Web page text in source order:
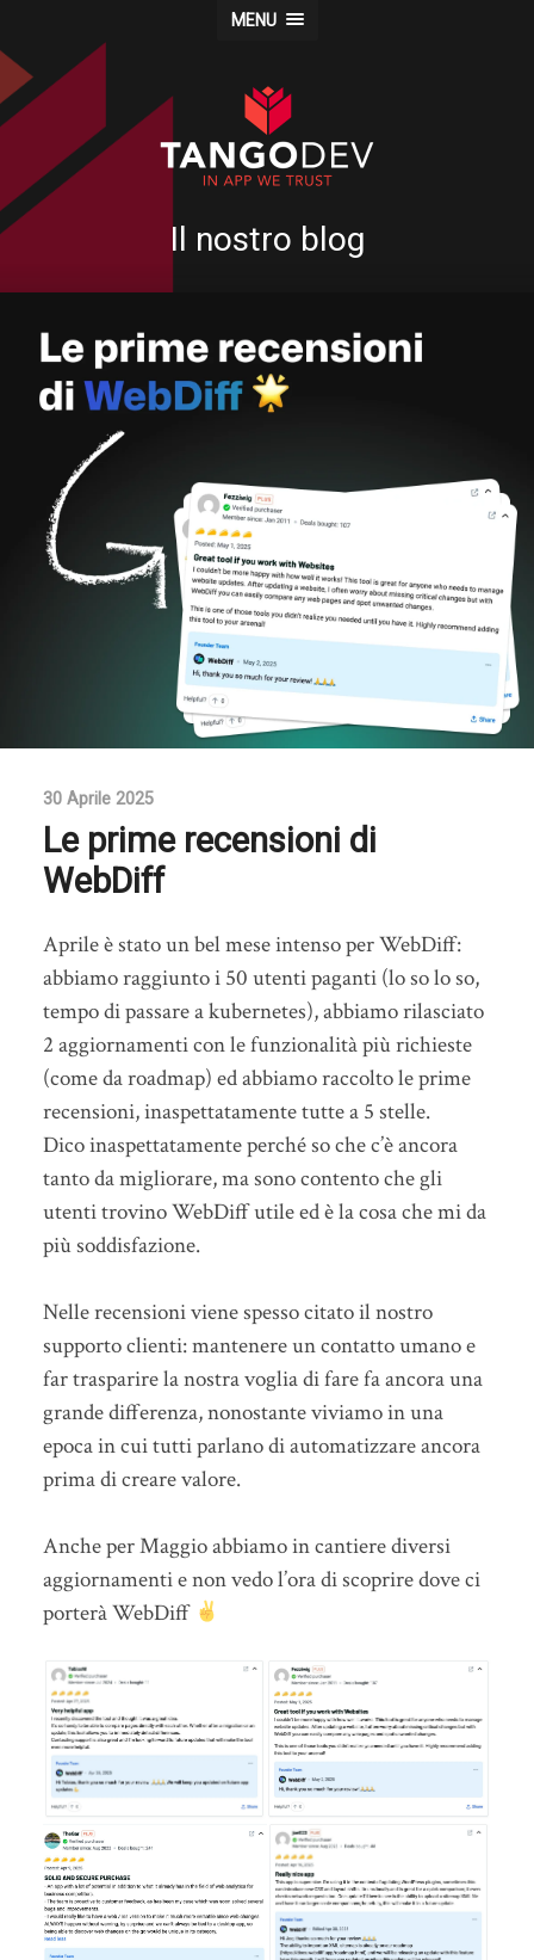
MENU
Il nostro blog
30 Aprile 2025
Le prime recensioni di
WebDiff
Aprile è stato un bel mese intenso per WebDiff:
abbiamo raggiunto i 50 utenti paganti (lo so lo so,
tempo di passare a kubernetes), abbiamo rilasciato
2 aggiornamenti con le funzionalità più richieste
(come da roadmap) ed abbiamo raccolto le prime
recensioni, inaspettatamente tutte a 5 stelle.
Dico inaspettatamente perché so che c’è ancora
tanto da migliorare, ma sono contento che gli
utenti trovino WebDiff utile ed è la cosa che mi da
più soddisfazione.
Nelle recensioni viene spesso citato il nostro
supporto clienti: mantenere un contatto umano e
far trasparire la nostra voglia di fare fa ancora una
grande differenza, nonostante viviamo in una
epoca in cui tutti parlano di automatizzare ancora
prima di creare valore.
Anche per Maggio abbiamo in cantiere diversi
aggiornamenti e non vedo l’ora di scoprire dove ci
porterà WebDiff